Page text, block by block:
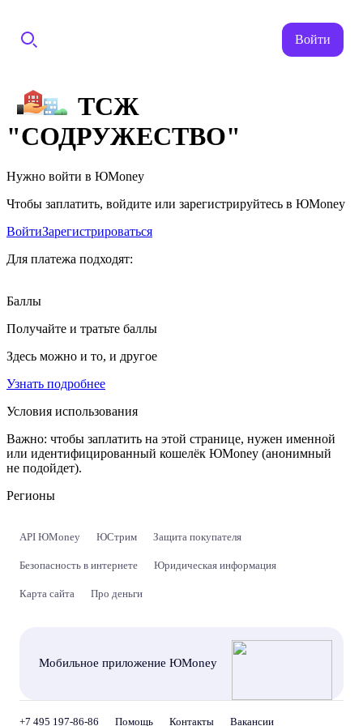
Войти
ТСЖ
"СОДРУЖЕСТВО"
Нужно войти в ЮMoney
Чтобы заплатить, войдите или зарегистрируйтесь в ЮMoney
ВойтиЗарегистрироваться
Для платежа подходят:
Баллы
Получайте и тратьте баллы
Здесь можно и то, и другое
Узнать подробнее
Условия использования
Важно: чтобы заплатить на этой странице, нужен именной
или идентифицированный кошелёк ЮMoney (анонимный
не подойдет).
Регионы
API ЮMoney ЮСтрим Защита покупателя
Безопасность в интернете Юридическая информация
Карта сайта Про деньги
Мобильное приложение ЮMoney
+7 495 197-86-86 Помощь Контакты Вакансии